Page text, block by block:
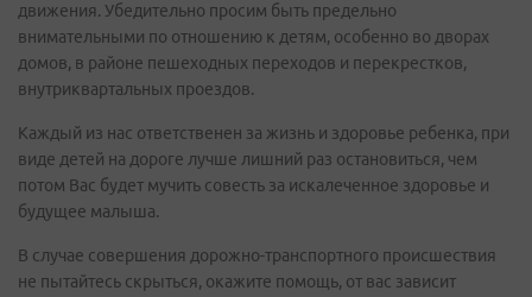
движения. Убедительно просим быть предельно
внимательными по отношению к детям, особенно во дворах
домов, в районе пешеходных переходов и перекрестков,
внутриквартальных проездов.
Каждый из нас ответственен за жизнь и здоровье ребенка, при
виде детей на дороге лучше лишний раз остановиться, чем
потом Вас будет мучить совесть за искалеченное здоровье и
будущее малыша.
В случае совершения дорожно-транспортного происшествия
не пытайтесь скрыться, окажите помощь, от вас зависит